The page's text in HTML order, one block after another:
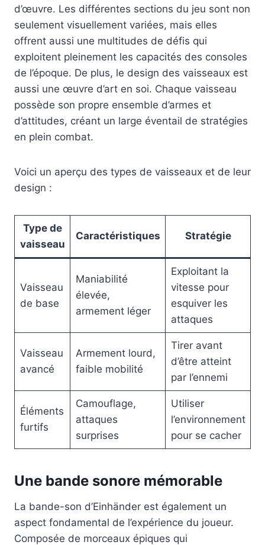
d’œuvre. Les différentes sections du jeu sont non
seulement visuellement variées, mais elles
offrent aussi une multitudes de défis qui
exploitent pleinement les capacités des consoles
de l’époque. De plus, le design des vaisseaux est
aussi une œuvre d’art en soi. Chaque vaisseau
possède son propre ensemble d’armes et
d’attitudes, créant un large éventail de stratégies
en plein combat.
Voici un aperçu des types de vaisseaux et de leur
design :
Type de
vaisseau
Caractéristiques Stratégie
Vaisseau
de base
Maniabilité
élevée,
armement léger
Exploitant la
vitesse pour
esquiver les
attaques
Vaisseau
avancé
Armement lourd,
faible mobilité
Tirer avant
d’être atteint
par l’ennemi
Éléments
furtifs
Camouflage,
attaques
surprises
Utiliser
l’environnement
pour se cacher
Une bande sonore mémorable
La bande-son d’Einhänder est également un
aspect fondamental de l’expérience du joueur.
Composée de morceaux épiques qui